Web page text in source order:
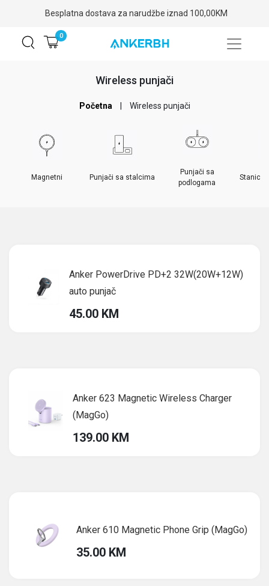
Besplatna dostava za narudžbe iznad 100,00KM
0
Wireless punjači
Početna Wireless punjači
Magnetni Punjači sa stalcima
Punjači sa
podlogama
Stanice
Anker PowerDrive PD+2 32W(20W+12W)
auto punjač
45.00 KM
Anker 623 Magnetic Wireless Charger
(MagGo)
139.00 KM
Anker 610 Magnetic Phone Grip (MagGo)
35.00 KM